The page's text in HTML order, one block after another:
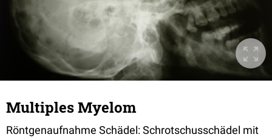
Multiples Myelom
Röntgenaufnahme Schädel: Schrotschusschädel mit